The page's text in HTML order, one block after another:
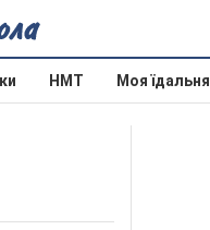
НМТ Моя їдальня